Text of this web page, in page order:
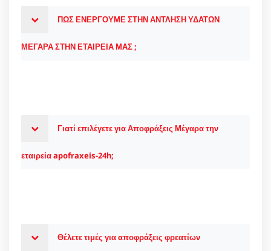
ΠΩΣ ΕΝΕΡΓΟΥΜΕ ΣΤΗΝ ΑΝΤΛΗΣΗ ΥΔΑΤΩΝ
ΜΕΓΑΡΑ ΣΤΗΝ ΕΤΑΙΡΕΙΑ ΜΑΣ ;
Γιατί επιλέγετε για Αποφράξεις Μέγαρα την
εταιρεία apofraxeis-24h;
Θέλετε τιμές για αποφράξεις φρεατίων